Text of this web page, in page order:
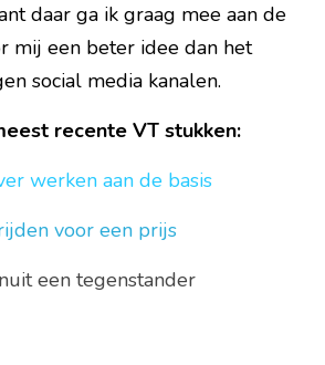
daar ga ik graag mee aan de
mij een beter idee dan het
social media kanalen.
recente VT stukken:
werken aan de basis
voor een prijs
een tegenstander